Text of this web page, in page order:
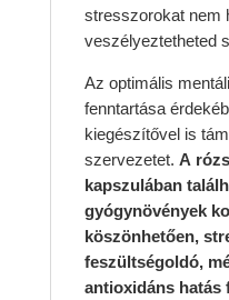
stresszorokat nem
veszélyeztetheted
Az optimális
fenntartása
kiegészítővel is
szervezetet. A
kapszulában
gyógynövények
köszönhetően,
feszültségoldó,
antioxidáns hatás